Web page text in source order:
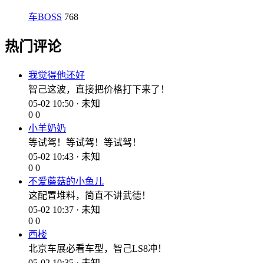
车BOSS 768
热门评论
我觉得他还好
智己这波，直接把价格打下来了！
05-02 10:50 · 未知
0 0
小羊奶奶
等试驾！等试驾！等试驾！
05-02 10:43 · 未知
0 0
不爱蘑菇的小鱼儿
这配置堆料，简直不讲武德！
05-02 10:37 · 未知
0 0
西楼
北京车展必看车型，智己LS8冲！